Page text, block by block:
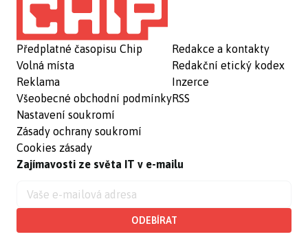
Předplatné časopisu Chip
Volná místa
Reklama
Všeobecné obchodní podmínky
Nastavení soukromí
Zásady ochrany soukromí
Cookies zásady
Redakce a kontakty
Redakční etický kodex
Inzerce
RSS
Zajímavosti ze světa IT v e-mailu
ODEBÍRAT